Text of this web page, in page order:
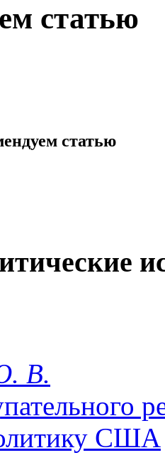
статью
статью
В.
США